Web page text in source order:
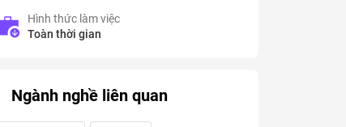
Hình thức làm việc
Toàn thời gian
Ngành nghề liên quan